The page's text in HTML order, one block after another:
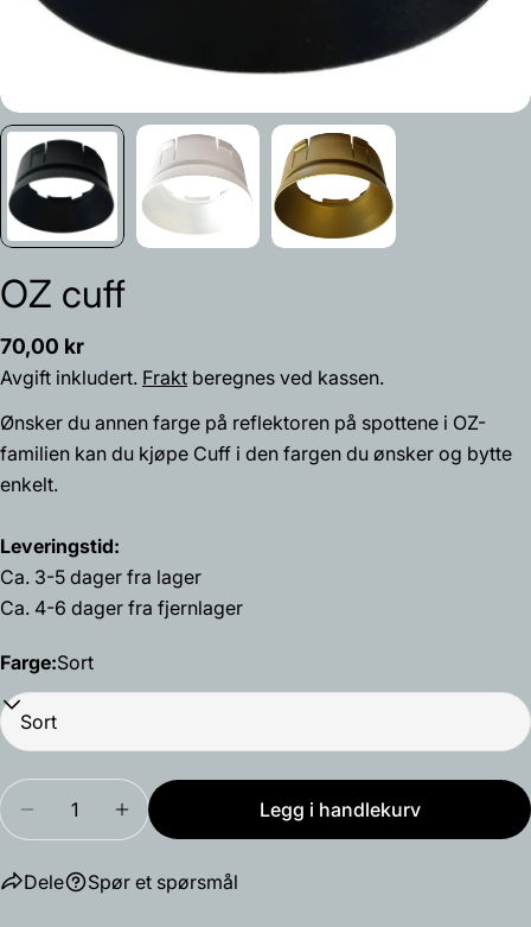
OZ cuff
Vanlig
pris
70,00 kr
Avgift inkludert. Frakt beregnes ved kassen.
Ønsker du annen farge på reflektoren på spottene i OZ-
familien kan du kjøpe Cuff i den fargen du ønsker og bytte
enkelt.
Leveringstid:
Ca. 3-5 dager fra lager
Ca. 4-6 dager fra fjernlager
Farge:Sort
Mengde
Reduser antallet for OZ cuff
Øk antallet for OZ cuff
Legg i handlekurv
Dele
Dele
på
Spør et spørsmål
ditt
Din
telefon
Din
Send spørsmål